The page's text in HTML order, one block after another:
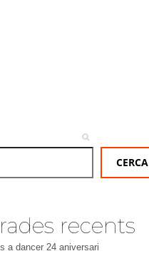
CERCA
recents
a dancer 24 aniversari